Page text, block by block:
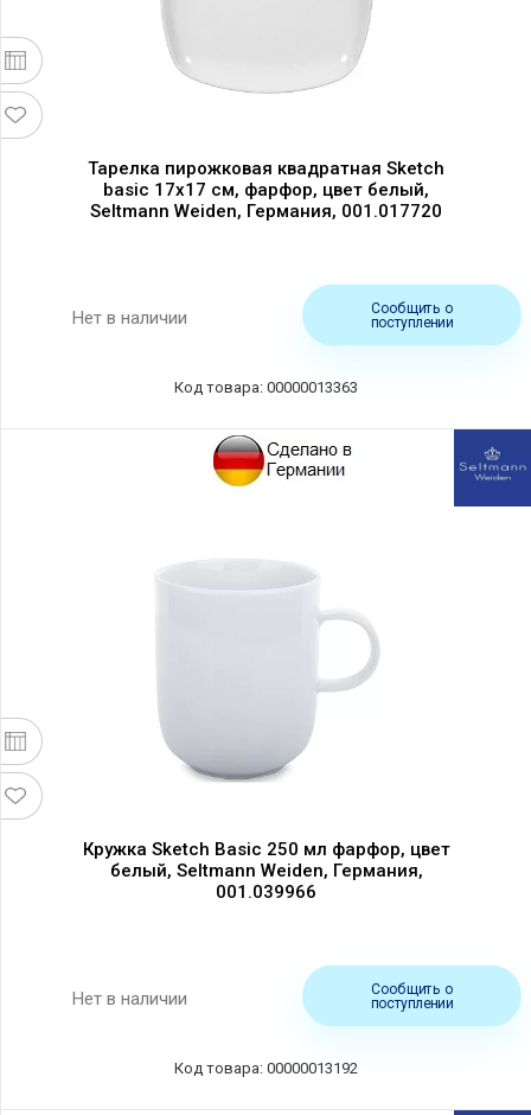
Тарелка пирожковая квадратная Sketch
basic 17х17 см, фарфор, цвет белый,
Seltmann Weiden, Германия, 001.017720
Нет в наличии
Сообщить о
поступлении
Код товара: 00000013363
Кружка Sketch Basic 250 мл фарфор, цвет
белый, Seltmann Weiden, Германия,
001.039966
Нет в наличии
Сообщить о
поступлении
Код товара: 00000013192